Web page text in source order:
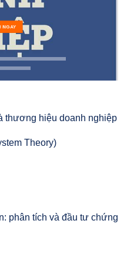
NGAY
thương hiệu doanh nghiệp
Theory)
phân tích và đầu tư chứng